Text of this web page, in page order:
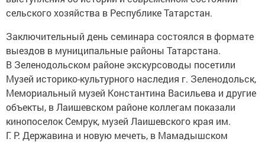
сельского хозяйства в Республике Татарстан.
Заключительный день семинара состоялся в формате
выездов в муниципальные районы Татарстана.
В Зеленодольском районе экскурсоводы посетили
Музей историко-культурного наследия г. Зеленодольск,
Мемориальный музей Константина Васильева и другие
объекты, в Лаишевском районе коллегам показали
кинопоселок Семрук, музей Лаишевского края им.
Г. Р. Державина и новую мечеть, в Мамадышском